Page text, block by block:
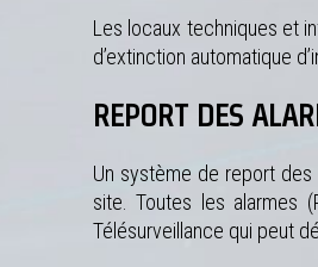
Les locaux techniques et
d’extinction automatique
REPORT DES
Un système de report des
site. Toutes les alarmes
Télésurveillance qui peut